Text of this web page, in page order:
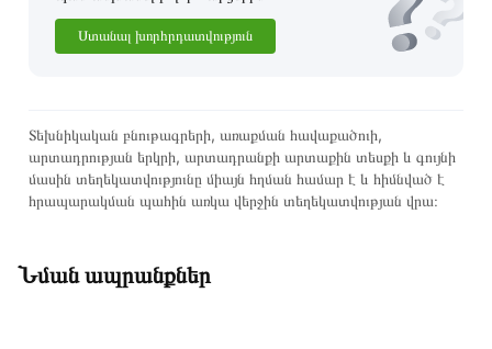
Ստանալ խորհրդատվություն
Տեխնիկական բնութագրերի, առաքման հավաքածուի,
արտադրության երկրի, արտադրանքի արտաքին տեսքի և գույնի
մասին տեղեկատվությունը միայն հղման համար է և հիմնված է
հրապարակման պահին առկա վերջին տեղեկատվության վրա։
Նման ապրանքներ